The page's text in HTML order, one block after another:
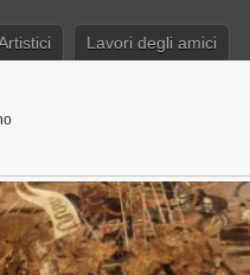
Lavori degli amici